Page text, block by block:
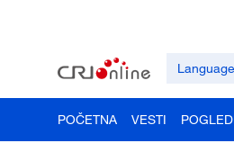
Language
POČETNA VESTI